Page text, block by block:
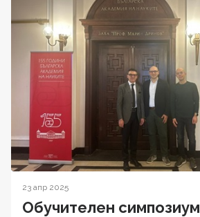
23 апр 2025
Обучителен симпозиум